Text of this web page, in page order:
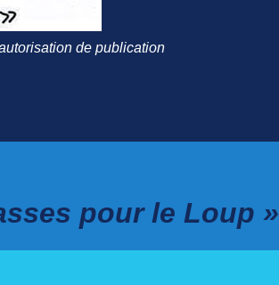
de publication
pour le Loup »